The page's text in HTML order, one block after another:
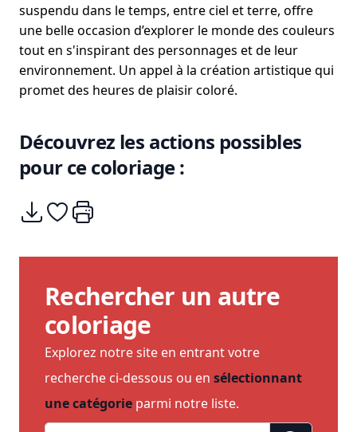
suspendu dans le temps, entre ciel et terre, offre
une belle occasion d’explorer le monde des couleurs
tout en s'inspirant des personnages et de leur
environnement. Un appel à la création artistique qui
promet des heures de plaisir coloré.
Découvrez les actions possibles
pour ce coloriage :
Télécharger
Ajouter à mes coups de coeurs
Imprimer
Rechercher un autre
coloriage
Explorez notre site en entrant votre
recherche ci-dessous ou en sélectionnant
une catégorie parmi notre liste.